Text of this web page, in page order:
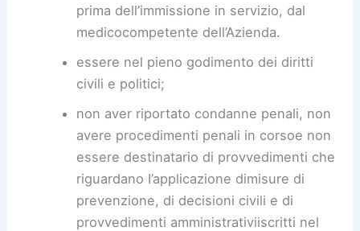
prima dell’immissione in servizio, dal
medicocompetente dell’Azienda.
essere nel pieno godimento dei diritti
civili e politici;
non aver riportato condanne penali, non
avere procedimenti penali in corsoe non
essere destinatario di provvedimenti che
riguardano I’applicazione dimisure di
prevenzione, di decisioni civili e di
provvedimenti amministrativiiscritti nel